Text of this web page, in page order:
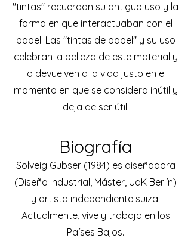
"tintas" recuerdan su antiguo uso y la
forma en que interactuaban con el
papel. Las "tintas de papel" y su uso
celebran la belleza de este material y
lo devuelven a la vida justo en el
momento en que se considera inútil y
deja de ser útil.
Biografía
Solveig Gubser (1984) es diseñadora
(Diseño Industrial, Máster, UdK Berlín)
y artista independiente suiza.
Actualmente, vive y trabaja en los
Países Bajos.